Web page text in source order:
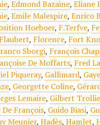
, Edmond Bazaine, Eliane
, Emile Malespire, Enrico
Hoeboer, F.Terfve,
Flaubert, Florence, Fort
Sborgi, François
De Moffarts, Fred
Piqueray, Gallimard,
, Georgette Coline,
Lemaire, Gilbert
François, Guido Biasi,
Meunier, Hadès, Hamlet,